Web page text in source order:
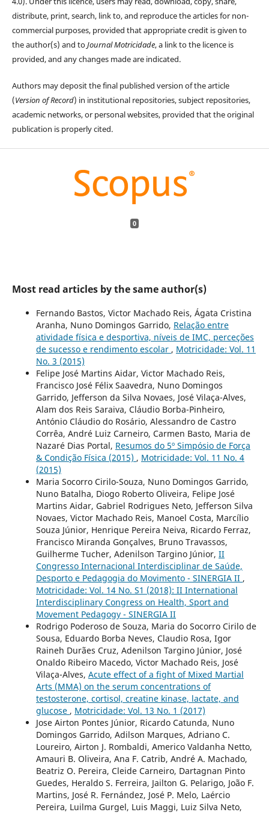
distribute, print, search, link to, and reproduce the articles for non-
commercial purposes, provided that appropriate credit is given to
the author(s) and toJournal Motricidade, a link to the licence is
provided, and any changes made are indicated.
Authors may deposit the final published version of the article
(Version of Record) in institutional repositories, subject repositories,
academic networks, or personal websites, provided that the original
publication is properly cited.
0
Most read articles by the same author(s)
Fernando Bastos, Victor Machado Reis, Ágata Cristina
Aranha, Nuno Domingos Garrido, Relação entre
atividade física e desportiva, níveis de IMC, perceções
de sucesso e rendimento escolar , Motricidade: Vol. 11
No. 3 (2015)
Felipe José Martins Aidar, Victor Machado Reis,
Francisco José Félix Saavedra, Nuno Domingos
Garrido, Jefferson da Silva Novaes, José Vilaça-Alves,
Alam dos Reis Saraiva, Cláudio Borba-Pinheiro,
António Cláudio do Rosário, Alessandro de Castro
Corrêa, André Luiz Carneiro, Carmen Basto, Maria de
Nazaré Dias Portal, Resumos do 5º Simpósio de Força
& Condição Física (2015) , Motricidade: Vol. 11 No. 4
(2015)
Maria Socorro Cirilo-Souza, Nuno Domingos Garrido,
Nuno Batalha, Diogo Roberto Oliveira, Felipe José
Martins Aidar, Gabriel Rodrigues Neto, Jefferson Silva
Novaes, Victor Machado Reis, Manoel Costa, Marcílio
Souza Júnior, Henrique Pereira Neiva, Ricardo Ferraz,
Francisco Miranda Gonçalves, Bruno Travassos,
Guilherme Tucher, Adenilson Targino Júnior, II
Congresso Internacional Interdisciplinar de Saúde,
Desporto e Pedagogia do Movimento - SINERGIA II ,
Motricidade: Vol. 14 No. S1 (2018): II International
Interdisciplinary Congress on Health, Sport and
Movement Pedagogy - SINERGIA II
Rodrigo Poderoso de Souza, Maria do Socorro Cirilo de
Sousa, Eduardo Borba Neves, Claudio Rosa, Igor
Raineh Durães Cruz, Adenilson Targino Júnior, José
Onaldo Ribeiro Macedo, Victor Machado Reis, José
Vilaça-Alves, Acute effect of a fight of Mixed Martial
Arts (MMA) on the serum concentrations of
testosterone, cortisol, creatine kinase, lactate, and
glucose , Motricidade: Vol. 13 No. 1 (2017)
Jose Airton Pontes Júnior, Ricardo Catunda, Nuno
Domingos Garrido, Adilson Marques, Adriano C.
Loureiro, Airton J. Rombaldi, Americo Valdanha Netto,
Amauri B. Oliveira, Ana F. Catrib, André A. Machado,
Beatriz O. Pereira, Cleide Carneiro, Dartagnan Pinto
Guedes, Heraldo S. Ferreira, Jailton G. Pelarigo, João F.
Martins, José R. Fernández, José P. Melo, Laércio
Pereira, Luilma Gurgel, Luis Maggi, Luiz Silva Neto,